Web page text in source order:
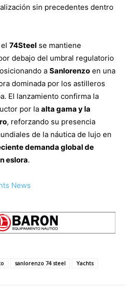
sin precedentes dentro
74Steel se mantiene
debajo del umbral regulatorio
a Sanlorenzo en una
dominada por los astilleros
El lanzamiento confirma la
por la alta gama y la
, reforzando su presencia
de la náutica de lujo en
demanda global de
eslora.
News
sanlorenzo 74 steel Yachts